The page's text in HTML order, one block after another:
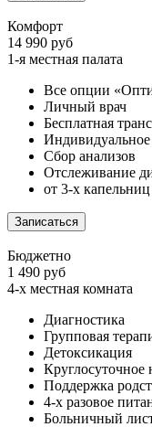
Комфорт
14 990 руб
1-я местная палата
Все опции
Личный врач
Бесплатная
Сбор анализов
Отслеживание
от 3-х
Записаться
Бюджетно
1 490 руб
4-х местная комната
Диагностика
Групповая
Детоксикация
Круглосуточное
Поддержка
4-х разовое
Больничный